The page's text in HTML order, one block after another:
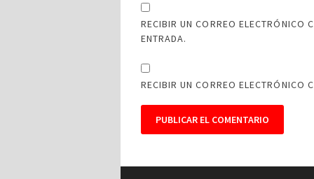
RECIBIR UN CORREO ELECTRÓNICO
ENTRADA.
RECIBIR UN CORREO ELECTRÓNICO